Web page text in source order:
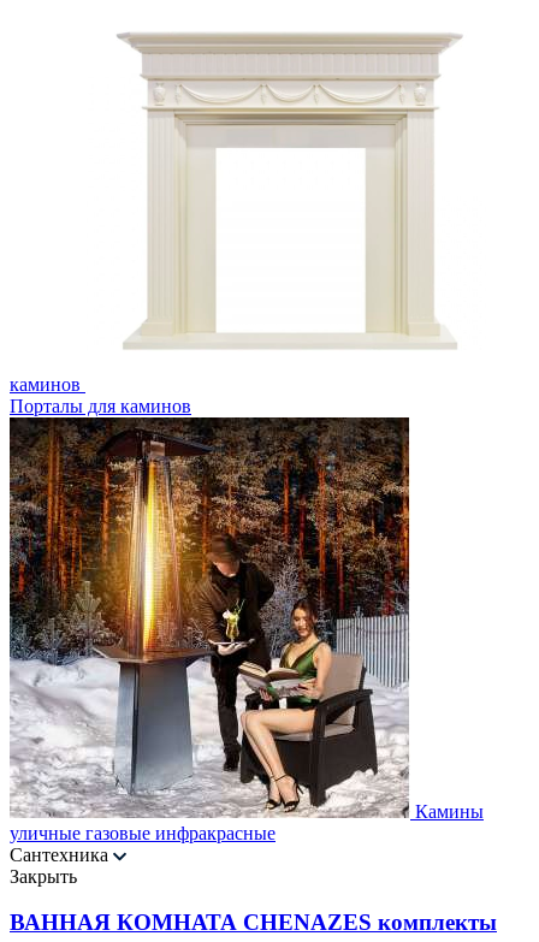
каминов
Порталы для каминов
Камины
уличные газовые инфракрасные
Сантехника
Закрыть
ВАННАЯ КОМНАТА CHENAZES комплекты